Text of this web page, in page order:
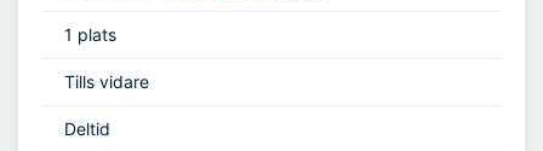
1 plats
Tills vidare
Deltid